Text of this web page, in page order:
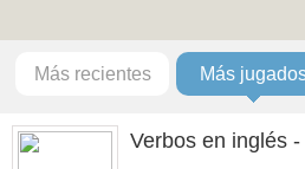
Más recientes Más
Verbos en inglés